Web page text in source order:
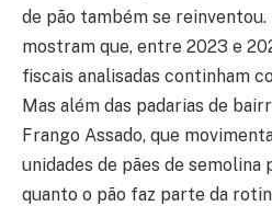
de pão também se reinventou.
mostram que, entre 2023 e
fiscais analisadas continham
Mas além das padarias de
Frango Assado, que
unidades de pães de semolina
quanto o pão faz parte da